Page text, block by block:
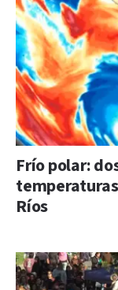
Frío polar:
Ríos